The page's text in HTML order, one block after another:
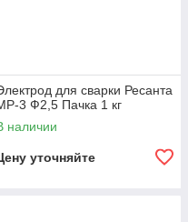
для сварки Ресанта
3 Ф2,5 Пачка 1 кг
наличии
уточняйте